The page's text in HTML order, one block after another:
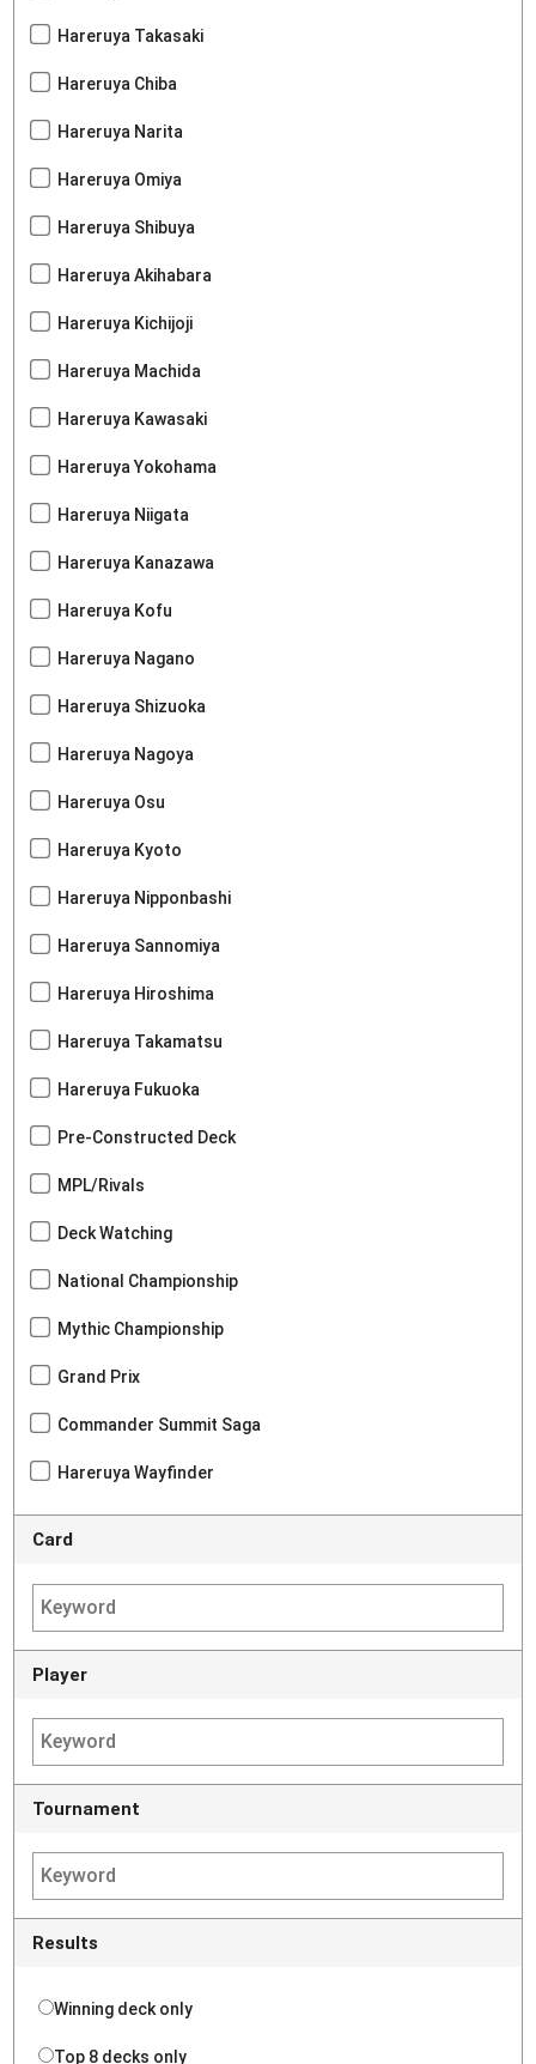
Hareruya Takasaki
Hareruya Chiba
Hareruya Narita
Hareruya Omiya
Hareruya Shibuya
Hareruya Akihabara
Hareruya Kichijoji
Hareruya Machida
Hareruya Kawasaki
Hareruya Yokohama
Hareruya Niigata
Hareruya Kanazawa
Hareruya Kofu
Hareruya Nagano
Hareruya Shizuoka
Hareruya Nagoya
Hareruya Osu
Hareruya Kyoto
Hareruya Nipponbashi
Hareruya Sannomiya
Hareruya Hiroshima
Hareruya Takamatsu
Hareruya Fukuoka
Pre-Constructed Deck
MPL/Rivals
Deck Watching
National Championship
Mythic Championship
Grand Prix
Commander Summit Saga
Hareruya Wayfinder
Card
Player
Tournament
Results
Winning deck only
Top 8 decks only